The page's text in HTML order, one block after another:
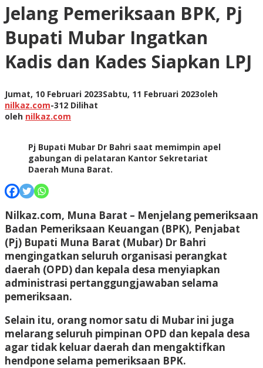
Jelang Pemeriksaan BPK, Pj
Bupati Mubar Ingatkan
Kadis dan Kades Siapkan LPJ
Jumat, 10 Februari 2023Sabtu, 11 Februari 2023oleh
nilkaz.com-312 Dilihat
oleh nilkaz.com
Pj Bupati Mubar Dr Bahri saat memimpin apel
gabungan di pelataran Kantor Sekretariat
Daerah Muna Barat.
Nilkaz.com, Muna Barat – Menjelang pemeriksaan
Badan Pemeriksaan Keuangan (BPK), Penjabat
(Pj) Bupati Muna Barat (Mubar) Dr Bahri
mengingatkan seluruh organisasi perangkat
daerah (OPD) dan kepala desa menyiapkan
administrasi pertanggungjawaban selama
pemeriksaan.
Selain itu, orang nomor satu di Mubar ini juga
melarang seluruh pimpinan OPD dan kepala desa
agar tidak keluar daerah dan mengaktifkan
hendpone selama pemeriksaan BPK.